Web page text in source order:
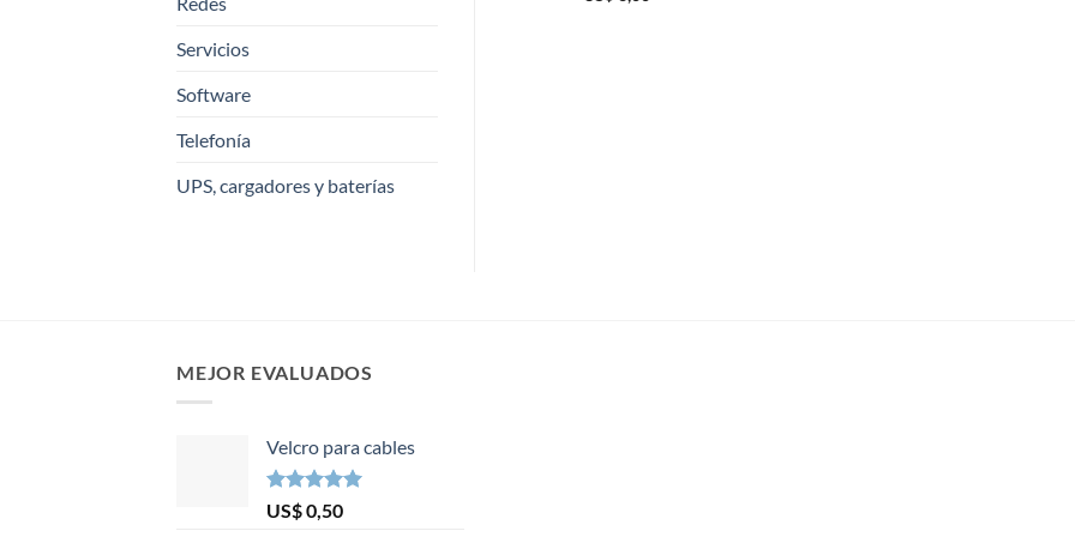
Servicios
Software
Telefonía
UPS, cargadores y baterías
MEJOR EVALUADOS
Velcro para cables
Valorado en
5.00
de 5
US$0,50